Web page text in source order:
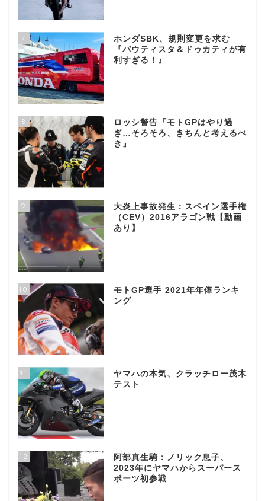
7
ホンダSBK、規則変更を求む
『バウティスタ＆ドゥカティが有
利すぎる！』
8
ロッシ警告『モトGPはやり過
ぎ…そろそろ、きちんと考えるべ
き』
9
大炎上事故発生：スペイン選手権
（CEV）2016アラゴン戦【動画
あり】
10
モトGP選手 2021年年俸ランキ
ング
11
ヤマハの本気、クラッチロー茂木
テスト
12
阿部真生騎：ノリック息子、
2023年にヤマハからスーパース
ポーツ初参戦